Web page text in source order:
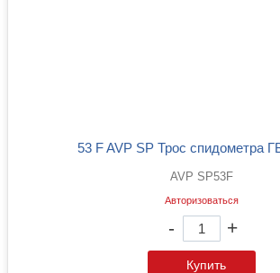
53 F AVP SP Трос спидометра
AVP SP53F
Авторизоваться
- +
Купить